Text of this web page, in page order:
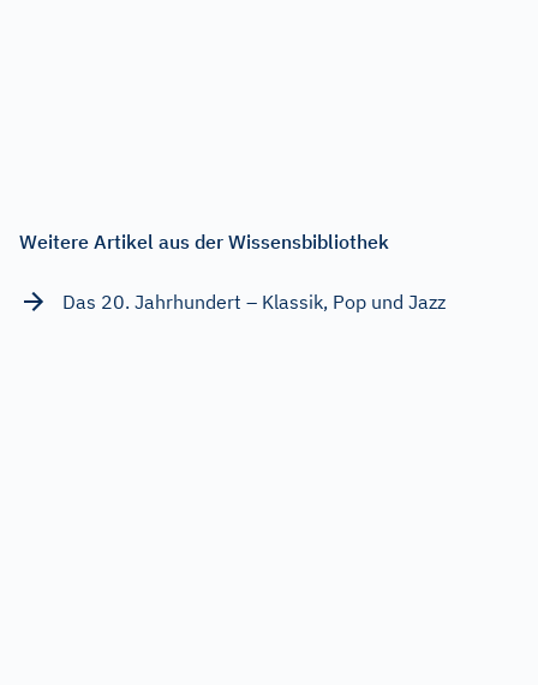
Weitere Artikel aus der Wissensbibliothek
Das 20. Jahrhundert – Klassik, Pop und Jazz